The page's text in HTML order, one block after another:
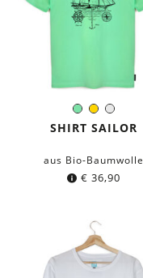
Mintgrün
GelbWeiß
Farbe:
SHIRT SAILOR
aus Bio-Baumwolle
€ 36,90